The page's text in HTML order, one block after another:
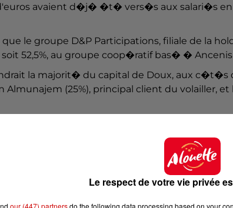
avaient d�j� �t� vers�s aux salari�s en
le groupe D&P Participations, filiale de la
52,5%, au groupe coop�ratif bas� �
la majorit� du capital de Doux, aux c�t�s
(25%), principal client du volailler, et
plus de 450 millions d'euros de chiffre
le grand export de volaille, notamment vers
la marque P�re Dodu.
en juin 2012, en raison d'importantes
d'emplois avant d'�tablir un plan de
Le respect de votre vie privée
our (447) partnersdo the following data processing based on your